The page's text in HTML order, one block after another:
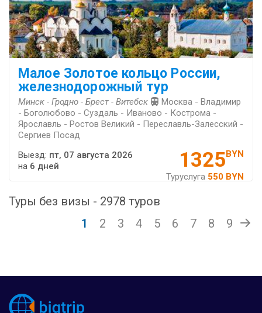
Малое Золотое кольцо России,
железнодорожный тур
Минск - Гродно - Брест - Витебск
Москва - Владимир
- Боголюбово - Суздаль - Иваново - Кострома -
Ярославль - Ростов Великий - Переславль-Залесский -
Сергиев Посад
1325BYN
Туруслуга 550 BYN
Выезд: пт, 07 августа 2026
на 6 дней
Туры без визы - 2978 туров
1
2 3 4 5 6 7 8 9